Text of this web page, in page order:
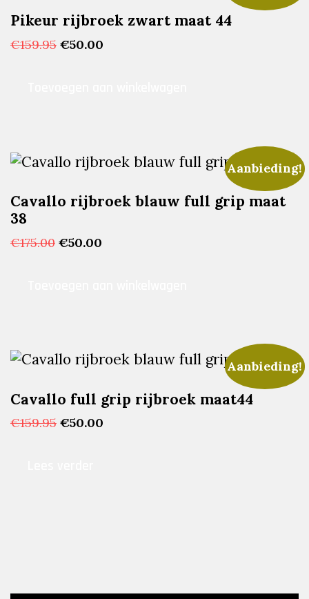
Pikeur rijbroek zwart maat 44
€159.95 Oorspronkelijke
€50.00
Aanbieding!
Cavallo rijbroek blauw full grip maat
38
€175.00 Oorspronkelijke
€50.00
Aanbieding!
Cavallo full grip rijbroek maat44
€159.95 Oorspronkelijke
€50.00